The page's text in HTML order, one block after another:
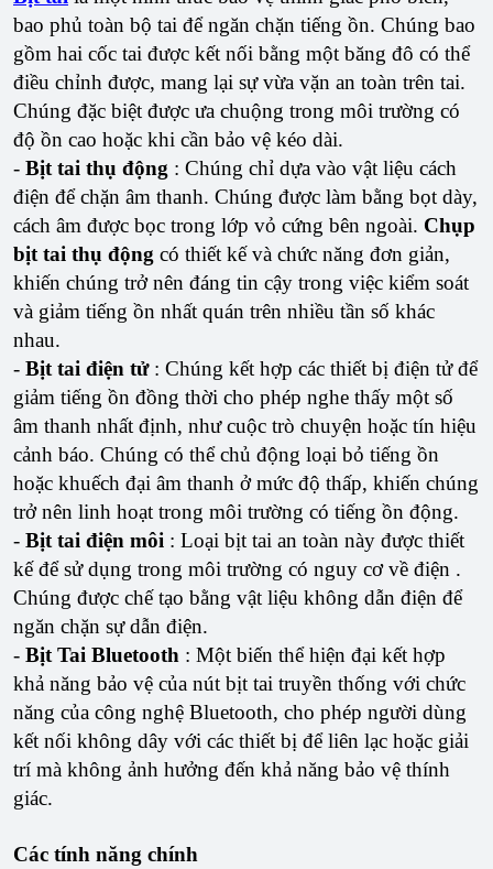
bao phủ toàn bộ tai để ngăn chặn tiếng ồn. Chúng bao
gồm hai cốc tai được kết nối bằng một băng đô có thể
điều chỉnh được, mang lại sự vừa vặn an toàn trên tai.
Chúng đặc biệt được ưa chuộng trong môi trường có
độ ồn cao hoặc khi cần bảo vệ kéo dài.
- Bịt tai thụ động : Chúng chỉ dựa vào vật liệu cách
điện để chặn âm thanh. Chúng được làm bằng bọt dày,
cách âm được bọc trong lớp vỏ cứng bên ngoài. Chụp
bịt tai thụ động có thiết kế và chức năng đơn giản,
khiến chúng trở nên đáng tin cậy trong việc kiểm soát
và giảm tiếng ồn nhất quán trên nhiều tần số khác
nhau.
- Bịt tai điện tử: Chúng kết hợp các thiết bị điện tử để
giảm tiếng ồn đồng thời cho phép nghe thấy một số
âm thanh nhất định, như cuộc trò chuyện hoặc tín hiệu
cảnh báo. Chúng có thể chủ động loại bỏ tiếng ồn
hoặc khuếch đại âm thanh ở mức độ thấp, khiến chúng
trở nên linh hoạt trong môi trường có tiếng ồn động.
- Bịt tai điện môi : Loại bịt tai an toàn này được thiết
kế để sử dụng trong môi trường có nguy cơ về điện .
Chúng được chế tạo bằng vật liệu không dẫn điện để
ngăn chặn sự dẫn điện.
- Bịt Tai Bluetooth : Một biến thể hiện đại kết hợp
khả năng bảo vệ của nút bịt tai truyền thống với chức
năng của công nghệ Bluetooth, cho phép người dùng
kết nối không dây với các thiết bị để liên lạc hoặc giải
trí mà không ảnh hưởng đến khả năng bảo vệ thính
giác.
Các tính năng chính